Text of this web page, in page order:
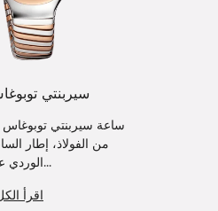
سيربنتي
ساعة سيربنتي توبوغاس
من الفولاذ، إطار
الوردي عي...
اقرأ